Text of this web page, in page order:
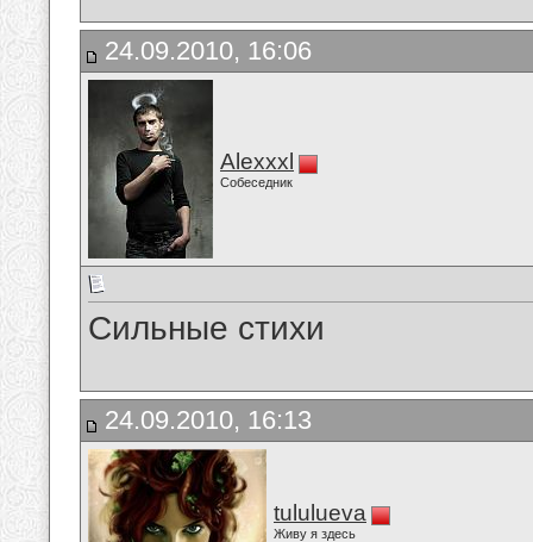
24.09.2010, 16:06
Alexxxl
Собеседник
Сильные стихи
24.09.2010, 16:13
tululueva
Живу я здесь